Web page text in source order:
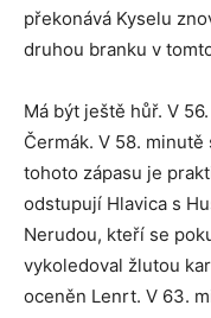
překonává Kyselu
druhou branku v
Má být ještě hůř. V
Čermák. V 58.
tohoto zápasu je
odstupují Hlavica s
Nerudou, kteří se
vykoledoval žlutou
oceněn Lenrt. V 63.